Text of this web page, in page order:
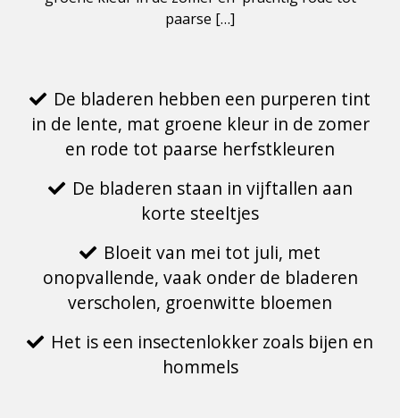
paarse […]
De bladeren hebben een purperen tint
in de lente, mat groene kleur in de zomer
en rode tot paarse herfstkleuren
De bladeren staan in vijftallen aan
korte steeltjes
Bloeit van mei tot juli, met
onopvallende, vaak onder de bladeren
verscholen, groenwitte bloemen
Het is een insectenlokker zoals bijen en
hommels